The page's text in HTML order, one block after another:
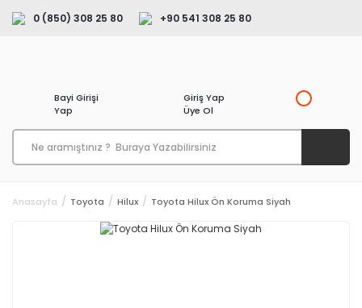
0 (850) 308 25 80 +90 541 308 25 80
Bayi Girişi
Yap
Giriş Yap
Üye Ol
Anasayfa Toyota Hilux Toyota Hilux Ön Koruma Siyah